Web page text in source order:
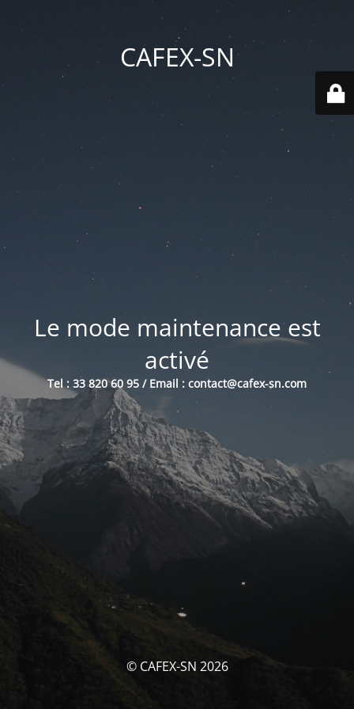
CAFEX-SN
Le mode maintenance est
activé
Tel : 33 820 60 95 / Email : contact@cafex-sn.com
© CAFEX-SN 2026